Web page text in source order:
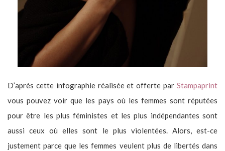
D’après cette infographie réalisée et offerte par Stampaprint
vous pouvez voir que les pays où les femmes sont réputées
pour être les plus féministes et les plus indépendantes sont
aussi ceux où elles sont le plus violentées. Alors, est-ce
justement parce que les femmes veulent plus de libertés dans